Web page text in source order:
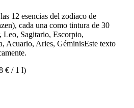
12 esencias del zodiaco de
cada una como tintura de 30
Leo, Sagitario, Escorpio,
Acuario, Aries, GéminisEste texto
€ / 1 l)